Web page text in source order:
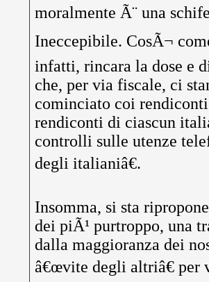
moralmente Ã¨ una
Ineccepibile. CosÃ¬
infatti, rincara la dose e
che, per via fiscale, ci
cominciato coi
rendiconti di ciascun
controlli sulle utenze
degli italianiâ€.
Insomma, si sta
dei piÃ¹ purtroppo, una
dalla maggioranza dei
â€œvite degli altriâ€